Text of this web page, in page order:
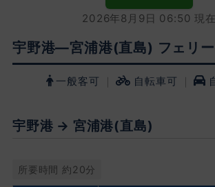
2026年8月9日 06:50 現在
宇野港―宮浦港(直島) フェリー
一般客可 ｜ 自転車可 ｜
宇野港 → 宮浦港(直島)
所要時間 約20分